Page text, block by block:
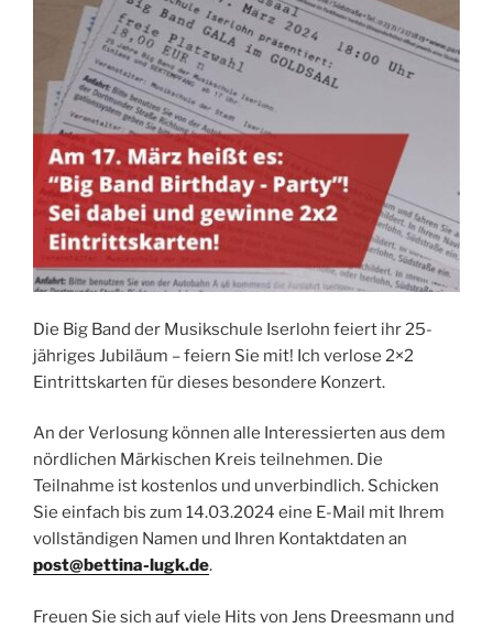
Die Big Band der Musikschule Iserlohn feiert ihr 25-
jähriges Jubiläum – feiern Sie mit! Ich verlose 2×2
Eintrittskarten für dieses besondere Konzert.
An der Verlosung können alle Interessierten aus dem
nördlichen Märkischen Kreis teilnehmen. Die
Teilnahme ist kostenlos und unverbindlich. Schicken
Sie einfach bis zum 14.03.2024 eine E-Mail mit Ihrem
vollständigen Namen und Ihren Kontaktdaten an
post@bettina-lugk.de.
Freuen Sie sich auf viele Hits von Jens Dreesmann und